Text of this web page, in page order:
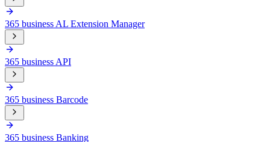
365 business AL Extension Manager
365 business API
365 business Barcode
365 business Banking